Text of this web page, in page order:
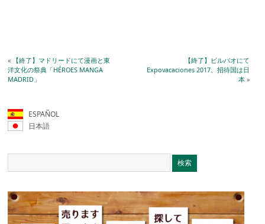
« 【終了】マドリードにて漫画と東
洋文化の祭典「HÉROES MANGA
MADRID」
【終了】ビルバオにて
Expovacaciones 2017、招待国は日
本»
ESPAÑOL
日本語